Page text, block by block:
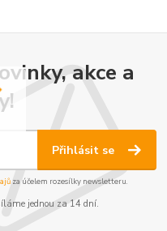
akce a
Přihlásit se
za účelem rozesílky newsletteru.
jednou za 14 dní.